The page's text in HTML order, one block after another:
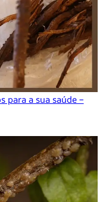
para a sua saúde –